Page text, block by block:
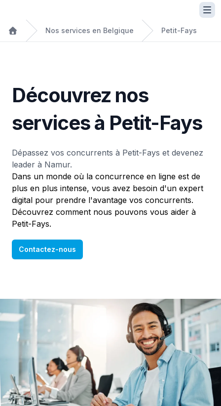
Nos services en Belgique Petit-Fays
Découvrez nos
services à Petit-Fays
Dépassez vos concurrents à Petit-Fays et devenez
leader à Namur.
Dans un monde où la concurrence en ligne est de
plus en plus intense, vous avez besoin d'un expert
digital pour prendre l'avantage vos concurrents.
Découvrez comment nous pouvons vous aider à
Petit-Fays.
Contactez-nous